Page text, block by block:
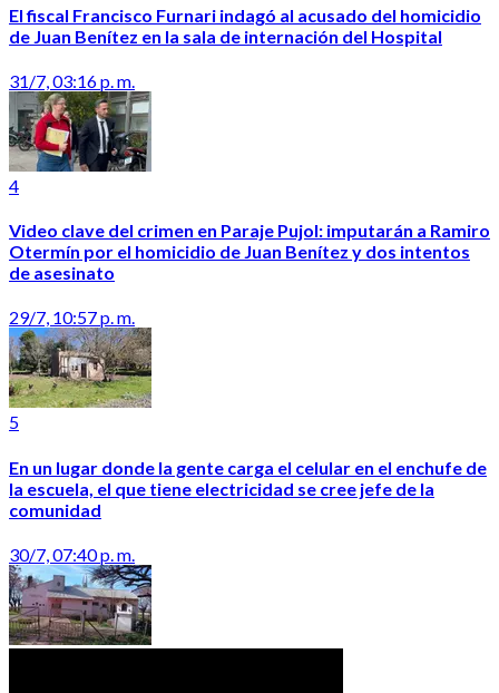
El fiscal Francisco Furnari indagó al acusado del homicidio
de Juan Benítez en la sala de internación del Hospital
31/7, 03:16 p. m.
4
Video clave del crimen en Paraje Pujol: imputarán a Ramiro
Otermín por el homicidio de Juan Benítez y dos intentos
de asesinato
29/7, 10:57 p. m.
5
En un lugar donde la gente carga el celular en el enchufe de
la escuela, el que tiene electricidad se cree jefe de la
comunidad
30/7, 07:40 p. m.